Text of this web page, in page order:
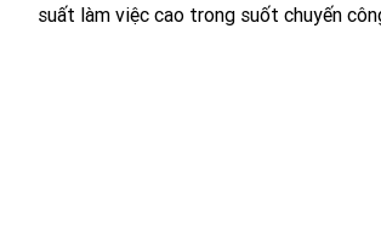
suất làm việc cao trong suốt chuyến